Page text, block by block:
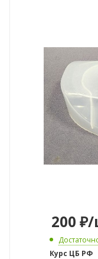
200 ₽/
Курс ЦБ РФ